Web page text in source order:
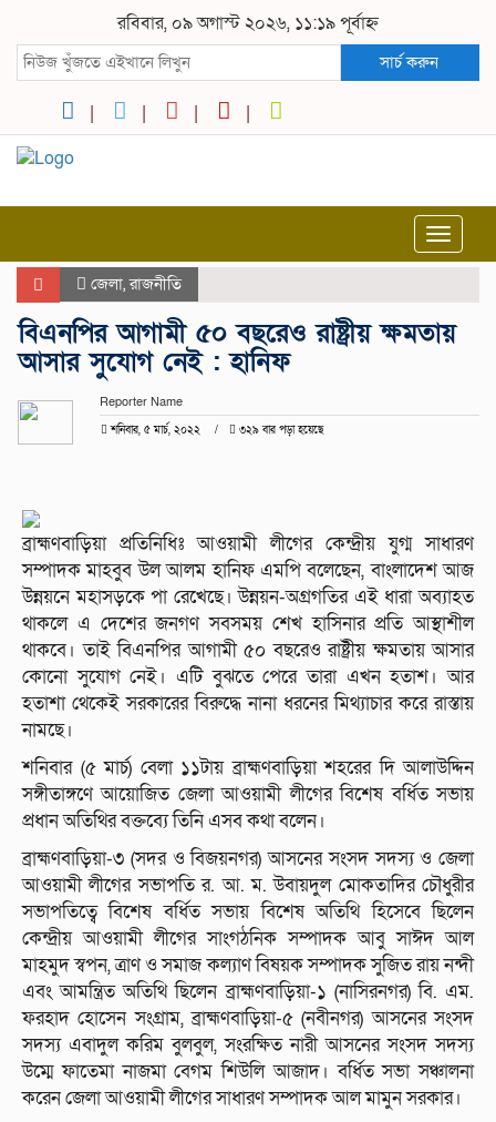
রবিবার, ০৯ অগাস্ট ২০২৬, ১১:১৯ পূর্বাহ্ন
সার্চ করুন
Toggle
জেলা,রাজনীতি
বিএনপির আগামী ৫০ বছরেও রাষ্ট্রীয় ক্ষমতায়
আসার সুযোগ নেই : হানিফ
Reporter Name
শনিবার, ৫ মার্চ, ২০২২ ৩২৯ বার পড়া হয়েছে
ব্রাহ্মণবাড়িয়া প্রতিনিধিঃ আওয়ামী লীগের কেন্দ্রীয় যুগ্ম সাধারণ
সম্পাদক মাহবুব উল আলম হানিফ এমপি বলেছেন, বাংলাদেশ আজ
উন্নয়নে মহাসড়কে পা রেখেছে। উন্নয়ন-অগ্রগতির এই ধারা অব্যাহত
থাকলে এ দেশের জনগণ সবসময় শেখ হাসিনার প্রতি আস্থাশীল
থাকবে। তাই বিএনপির আগামী ৫০ বছরেও রাষ্ট্রীয় ক্ষমতায় আসার
কোনো সুযোগ নেই। এটি বুঝতে পেরে তারা এখন হতাশ। আর
হতাশা থেকেই সরকারের বিরুদ্ধে নানা ধরনের মিথ্যাচার করে রাস্তায়
নামছে।
শনিবার (৫ মার্চ) বেলা ১১টায় ব্রাহ্মণবাড়িয়া শহরের দি আলাউদ্দিন
সঙ্গীতাঙ্গণে আয়োজিত জেলা আওয়ামী লীগের বিশেষ বর্ধিত সভায়
প্রধান অতিথির বক্তব্যে তিনি এসব কথা বলেন।
ব্রাহ্মণবাড়িয়া-৩ (সদর ও বিজয়নগর) আসনের সংসদ সদস্য ও জেলা
আওয়ামী লীগের সভাপতি র. আ. ম. উবায়দুল মোকতাদির চৌধুরীর
সভাপতিত্বে বিশেষ বর্ধিত সভায় বিশেষ অতিথি হিসেবে ছিলেন
কেন্দ্রীয় আওয়ামী লীগের সাংগঠনিক সম্পাদক আবু সাঈদ আল
মাহমুদ স্বপন, ত্রাণ ও সমাজ কল্যাণ বিষয়ক সম্পাদক সুজিত রায় নন্দী
এবং আমন্ত্রিত অতিথি ছিলেন ব্রাহ্মণবাড়িয়া-১ (নাসিরনগর) বি. এম.
ফরহাদ হোসেন সংগ্রাম, ব্রাহ্মণবাড়িয়া-৫ (নবীনগর) আসনের সংসদ
সদস্য এবাদুল করিম বুলবুল, সংরক্ষিত নারী আসনের সংসদ সদস্য
উম্মে ফাতেমা নাজমা বেগম শিউলি আজাদ। বর্ধিত সভা সঞ্চালনা
করেন জেলা আওয়ামী লীগের সাধারণ সম্পাদক আল মামুন সরকার।